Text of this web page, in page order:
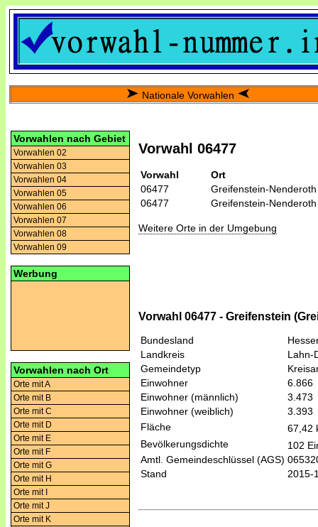
Nationale Vorwahlen
Vorwahlen nach Gebiet
Vorwahlen 02
Vorwahlen 03
Vorwahlen 04
Vorwahlen 05
Vorwahlen 06
Vorwahlen 07
Vorwahlen 08
Vorwahlen 09
Werbung
Vorwahlen nach Ort
Orte mit A
Orte mit B
Orte mit C
Orte mit D
Orte mit E
Orte mit F
Orte mit G
Orte mit H
Orte mit I
Orte mit J
Orte mit K
Vorwahl 06477
Vorwahl
Ort
06477
Greifenstein-Nenderoth
06477
Greifenstein-Nenderoth
Weitere Orte in der Umgebung
Vorwahl 06477 - Greifenstein
Bundesland
Landkreis
Lahn-
Gemeindetyp
Einwohner
6.866
Einwohner (männlich)
3.473
Einwohner (weiblich)
3.393
Fläche
67,42
Bevölkerungsdichte
102
Amtl. Gemeindeschlüssel (AGS)
Stand
2015-